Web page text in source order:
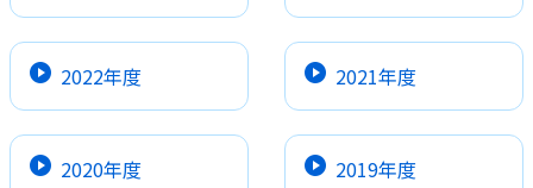
2022年度 2021年度
2020年度 2019年度